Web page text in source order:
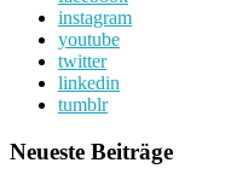
instagram
youtube
twitter
linkedin
tumblr
Neueste Beiträge